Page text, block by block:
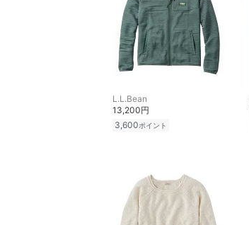
L.L.Bean
13,200円
3,600ポイント